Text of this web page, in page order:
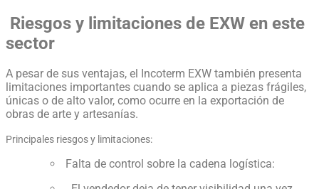
Riesgos y limitaciones de EXW en este
sector
A pesar de sus ventajas, el Incoterm EXW también presenta
limitaciones importantes cuando se aplica a piezas frágiles,
únicas o de alto valor, como ocurre en la exportación de
obras de arte y artesanías.
Principales riesgos y limitaciones:
Falta de control sobre la cadena logística: